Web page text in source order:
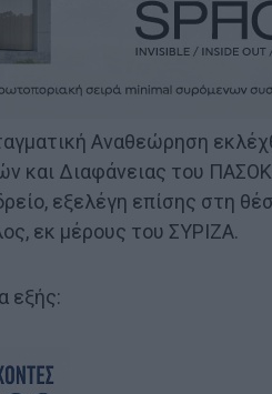
Αναθεώρηση
και Διαφάνειας του
εξελέγη επίσης στη
εκ μέρους του ΣΥΡΙΖΑ.
εξής: